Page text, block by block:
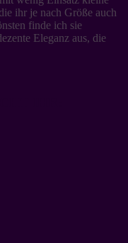
ihr je nach Größe auch
finde ich sie
Eleganz aus, die